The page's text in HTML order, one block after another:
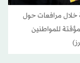
خلال مرافعات حول
للمواطنين